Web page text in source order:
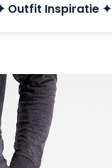
Outfit Inspiratie ✦